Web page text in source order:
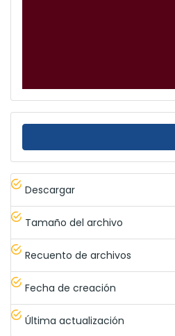
Descargar
Tamaño del archivo
Recuento de archivos
Fecha de creación
Última actualización